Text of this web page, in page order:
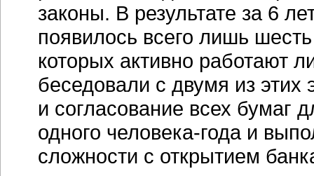
законы. В результате за 6
появилось всего лишь
которых активно работают
беседовали с двумя из этих
и согласование всех бумаг
одного человека-года и
сложности с открытием